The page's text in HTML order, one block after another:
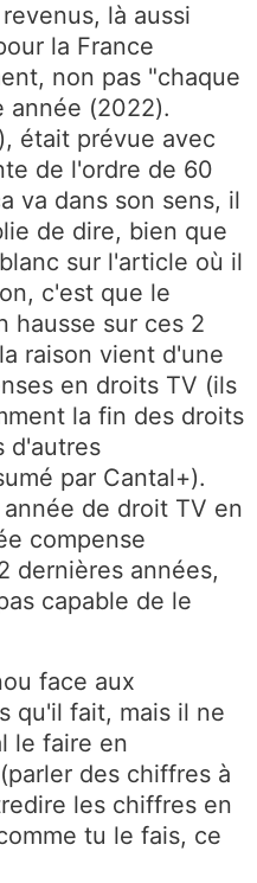
là aussi
la France
non pas "chaque
année (2022).
était prévue avec
de l'ordre de 60
va dans son sens, il
de dire, bien que
sur l'article où il
c'est que le
hausse sur ces 2
raison vient d'une
en droits TV (ils
la fin des droits
d'autres
par Cantal+).
de droit TV en
compense
dernières années,
capable de le
face aux
qu'il fait, mais il ne
le faire en
des chiffres à
les chiffres en
tu le fais, ce